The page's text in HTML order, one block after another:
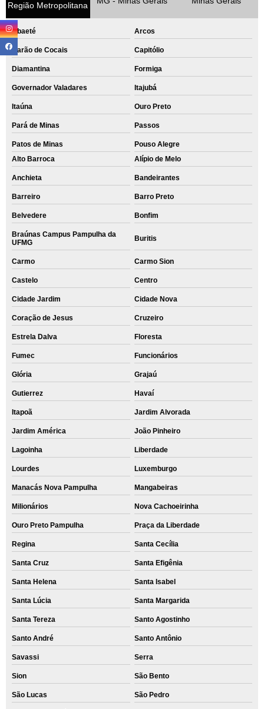
Região Metropolitana
Abaeté Arcos
Barão de Cocais Capitólio
Diamantina Formiga
Governador Valadares Itajubá
Itaúna Ouro Preto
Pará de Minas Passos
Patos de Minas
Pouso Alegre
Alto Barroca
Alípio de Melo
Anchieta Bandeirantes
Barreiro Barro Preto
Belvedere Bonfim
Braúnas Campus Pampulha da
UFMG
Buritis
Carmo Carmo Sion
Castelo Centro
Cidade Jardim Cidade Nova
Coração de Jesus Cruzeiro
Estrela Dalva Floresta
Fumec Funcionários
Glória Grajaú
Gutierrez Havaí
Itapoã Jardim Alvorada
Jardim América João Pinheiro
Lagoinha Liberdade
Lourdes Luxemburgo
Manacás Nova Pampulha Mangabeiras
Milionários Nova Cachoeirinha
Ouro Preto Pampulha Praça da Liberdade
Regina Santa Cecília
Santa Cruz Santa Efigênia
Santa Helena Santa Isabel
Santa Lúcia Santa Margarida
Santa Tereza Santo Agostinho
Santo André Santo Antônio
Savassi Serra
Sion São Bento
São Lucas São Pedro